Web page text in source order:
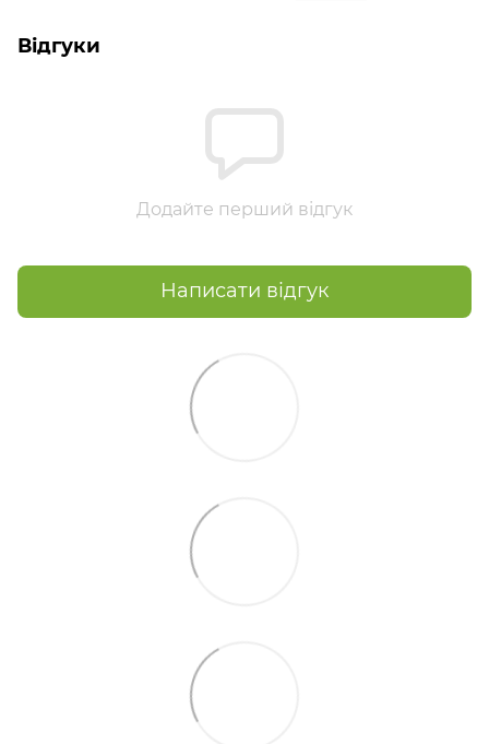
Відгуки
Додайте перший відгук
Написати відгук